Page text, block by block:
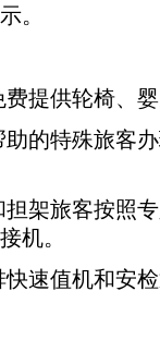
。
提供轮椅、婴
的特殊旅客办
架旅客按照专
机。
速值机和安检